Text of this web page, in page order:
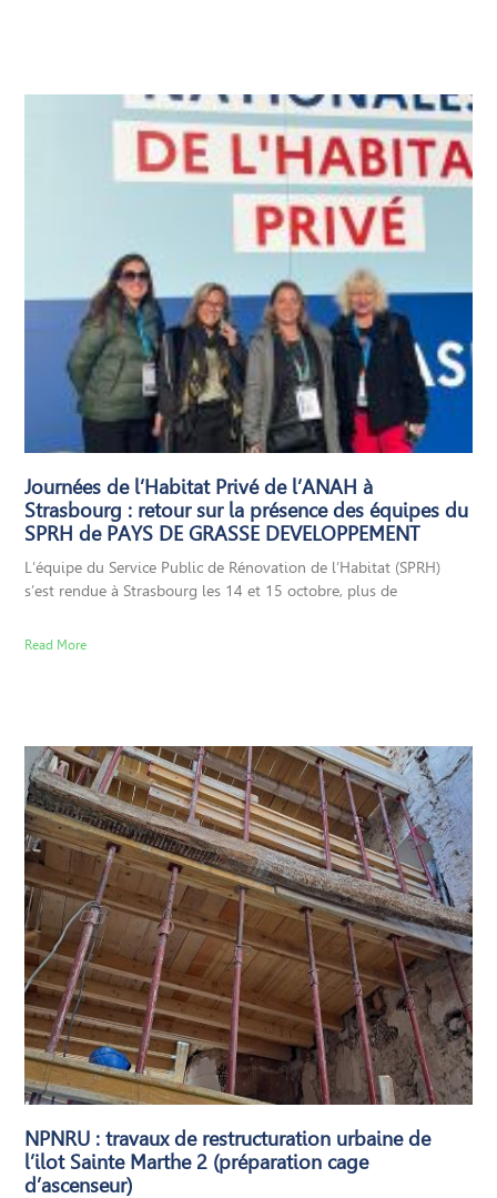
Journées de l’Habitat Privé de l’ANAH à
Strasbourg : retour sur la présence des équipes du
SPRH de PAYS DE GRASSE DEVELOPPEMENT
L’équipe du Service Public de Rénovation de l’Habitat (SPRH)
s’est rendue à Strasbourg les 14 et 15 octobre, plus de
Read More
NPNRU : travaux de restructuration urbaine de
l’ilot Sainte Marthe 2 (préparation cage
d’ascenseur)